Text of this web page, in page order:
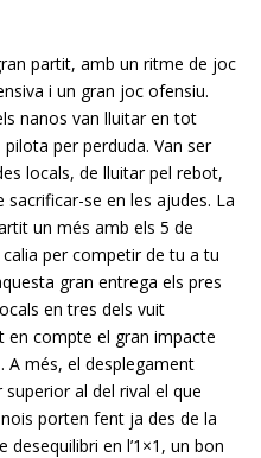
partit, amb un ritme de joc
i un gran joc ofensiu.
nanos van lluitar en tot
per perduda. Van ser
locals, de lluitar pel rebot,
sacrificar-se en les ajudes. La
un més amb els 5 de
per competir de tu a tu
gran entrega els pres
en tres dels vuit
compte el gran impacte
A més, el desplegament
al del rival el que
porten fent ja des de la
en l’1×1 , un bon